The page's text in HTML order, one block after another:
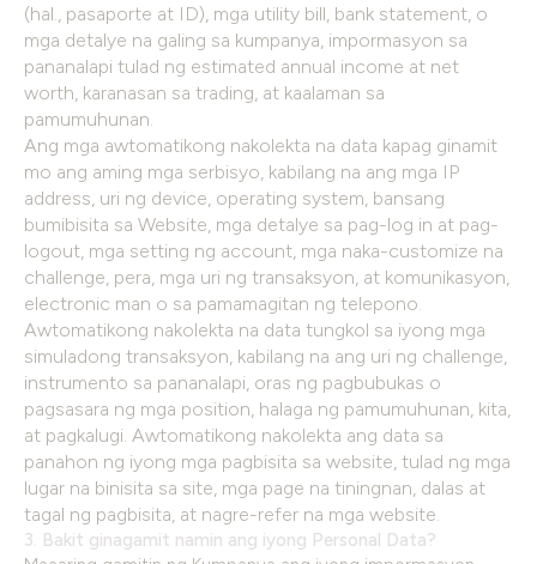
(hal., pasaporte at ID), mga utility bill, bank statement, o
mga detalye na galing sa kumpanya, impormasyon sa
pananalapi tulad ng estimated annual income at net
worth, karanasan sa trading, at kaalaman sa
pamumuhunan.
Ang mga awtomatikong nakolekta na data kapag ginamit
mo ang aming mga serbisyo, kabilang na ang mga IP
address, uri ng device, operating system, bansang
bumibisita sa Website, mga detalye sa pag-log in at pag-
logout, mga setting ng account, mga naka-customize na
challenge, pera, mga uri ng transaksyon, at komunikasyon,
electronic man o sa pamamagitan ng telepono.
Awtomatikong nakolekta na data tungkol sa iyong mga
simuladong transaksyon, kabilang na ang uri ng challenge,
instrumento sa pananalapi, oras ng pagbubukas o
pagsasara ng mga position, halaga ng pamumuhunan, kita,
at pagkalugi. Awtomatikong nakolekta ang data sa
panahon ng iyong mga pagbisita sa website, tulad ng mga
lugar na binisita sa site, mga page na tiningnan, dalas at
tagal ng pagbisita, at nagre-refer na mga website.
3. Bakit ginagamit namin ang iyong Personal Data?